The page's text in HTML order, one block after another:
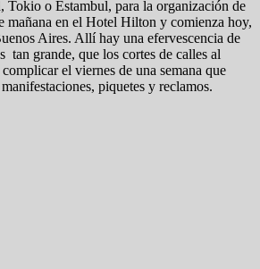
o Estambul, para la organización de
mañana en el Hotel Hilton y comienza hoy,
Aires. Allí hay una efervescencia de
tan grande, que los cortes de calles al
el viernes de una semana que
piquetes y reclamos.